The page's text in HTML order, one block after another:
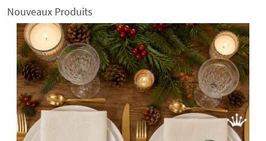
Nouveaux Produits